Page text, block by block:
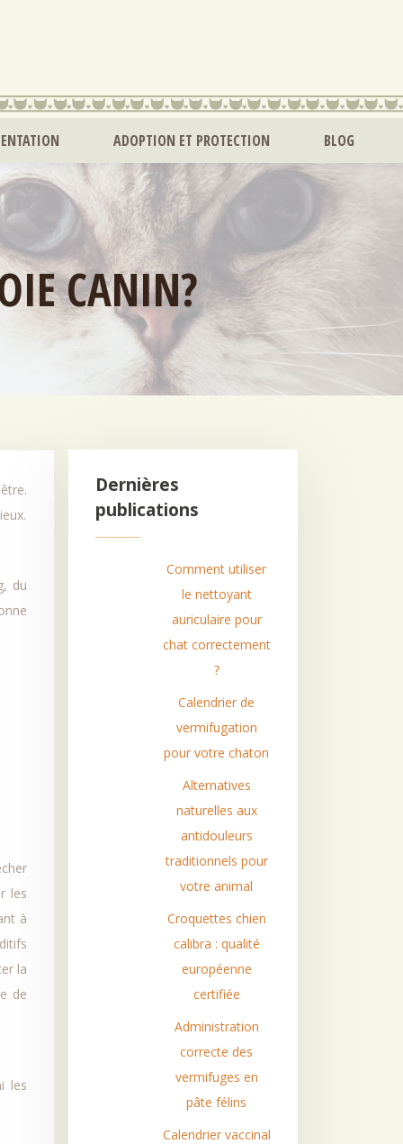
ADOPTION ET PROTECTION BLOG
CANIN?
du
les
à
la
de
les
Dernières
publications
Comment utiliser
le nettoyant
auriculaire pour
chat correctement
?
Calendrier de
vermifugation
pour votre chaton
Alternatives
naturelles aux
antidouleurs
traditionnels pour
votre animal
Croquettes chien
calibra : qualité
européenne
certifiée
Administration
correcte des
vermifuges en
pâte félins
Calendrier vaccinal